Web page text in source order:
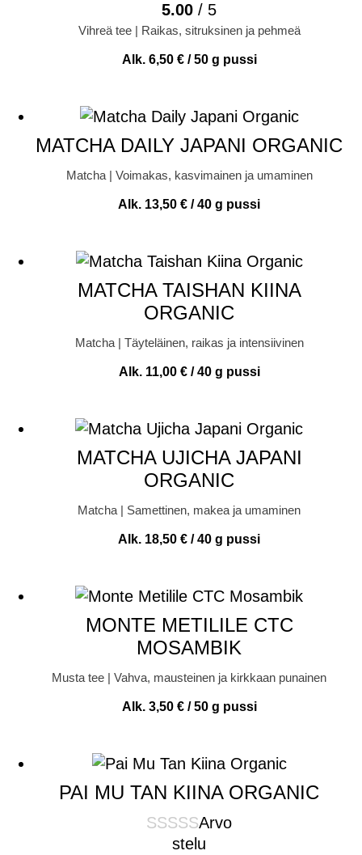
5.00 / 5
Vihreä tee | Raikas, sitruksinen ja pehmeä
Alk. 6,50 €/ 50 g pussi
MATCHA DAILY JAPANI ORGANIC
Matcha | Voimakas, kasvimainen ja umaminen
Alk. 13,50 € / 40 g pussi
MATCHA TAISHAN KIINA
ORGANIC
Matcha | Täyteläinen, raikas ja intensiivinen
Alk. 11,00 €/ 40 g pussi
MATCHA UJICHA JAPANI
ORGANIC
Matcha | Samettinen, makea ja umaminen
Alk. 18,50 € / 40 g pussi
MONTE METILILE CTC
MOSAMBIK
Musta tee | Vahva, mausteinen ja kirkkaan punainen
Alk. 3,50 €/ 50 g pussi
PAI MU TAN KIINA ORGANIC
Arvo
stelu